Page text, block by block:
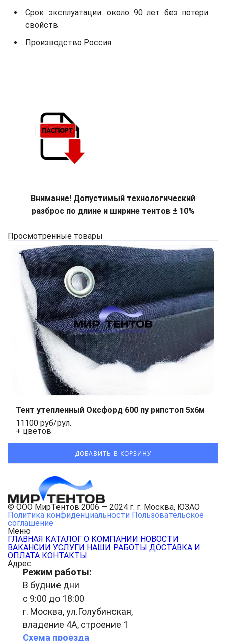
Срок эксплуатации: около 90 лет без потери
свойств
Производство Россия
Внимание! Допустимый технологический
разброс по длине и ширине тентов ± 10%
Просмотренные товары
Тент утепленный Оксфорд 600 пу рипстоп 5х6м
11100 руб/рул.
+ цветов
© ООО МирТентов 2006 — 2024 г. г. Москва, ЮЗАО
Политика конфиденциальности Пользовательское
соглашение
Меню
ГЛАВНАЯ КАТАЛОГ О КОМПАНИИ НОВОСТИ
ВАКАНСИИ УСЛУГИ НАШИ РАБОТЫ ДОСТАВКА И
ОПЛАТА КОНТАКТЫ
Адрес
Режим работы:
В будние дни
с 9:00 до 18:00
г. Москва, ул.Голубинская,
владение 4А, строение 1
Схема проезда